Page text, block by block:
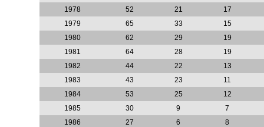
1978
52 21
17
1979
65 33
15
1980
62 29
19
1981
64 28
19
1982
44 22
13
1983
43 23
11
1984
53 25
12
1985
30 9
7
1986
27 6
8